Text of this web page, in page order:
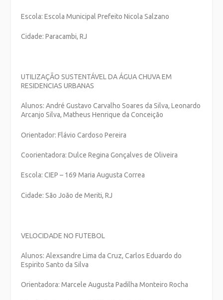
Escola: Escola Municipal Prefeito Nicola Salzano
Cidade: Paracambi, RJ
UTILIZAÇÃO SUSTENTÁVEL DA ÁGUA CHUVA EM
RESIDENCIAS URBANAS
Alunos: André Gustavo Carvalho Soares da Silva, Leonardo
Arcanjo Silva, Matheus Henrique da Conceição
Orientador: Flávio Cardoso Pereira
Coorientadora: Dulce Regina Gonçalves de Oliveira
Escola: CIEP – 169 Maria Augusta Correa
Cidade: São João de Meriti, RJ
VELOCIDADE NO FUTEBOL
Alunos: Alexsandre Lima da Cruz, Carlos Eduardo do
Espirito Santo da Silva
Orientadora: Marcele Augusta Padilha Monteiro Rocha